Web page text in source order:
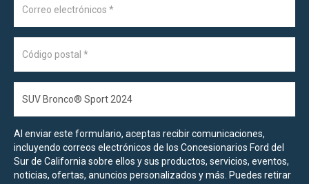
Al enviar este formulario, aceptas recibir comunicaciones,
incluyendo correos electrónicos de los Concesionarios Ford del
Sur de California sobre ellos y sus productos, servicios, eventos,
noticias, ofertas, anuncios personalizados y más. Puedes retirar